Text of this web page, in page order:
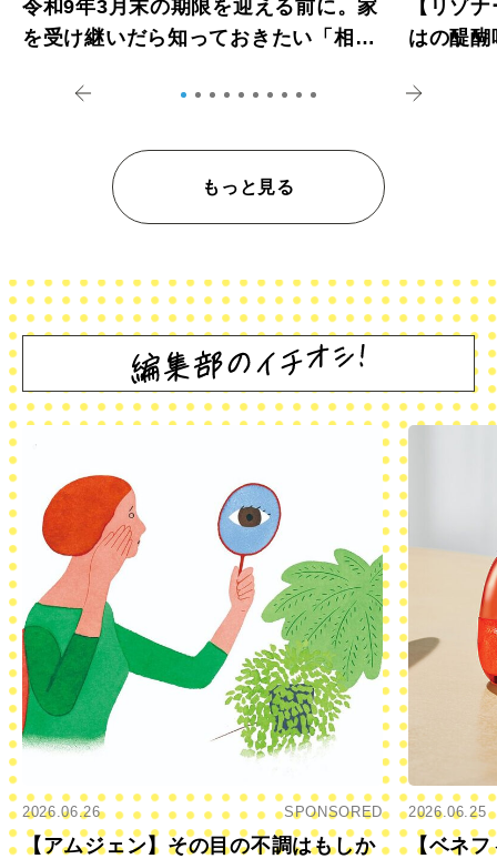
令和9年3月末の期限を迎える前に。家
を受け継いだら知っておきたい「相続
【リゾ
はの醍
もっと見る
2026.06.26 SPONSORED
【アムジェン】その目の不調はもしか
2026.06.25
【ベネフ